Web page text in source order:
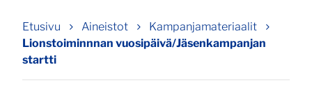
Etusivu Aineistot
Kampanjamateriaalit
Lionstoiminnnan vuosipäivä/Jäsenkampanjan
startti